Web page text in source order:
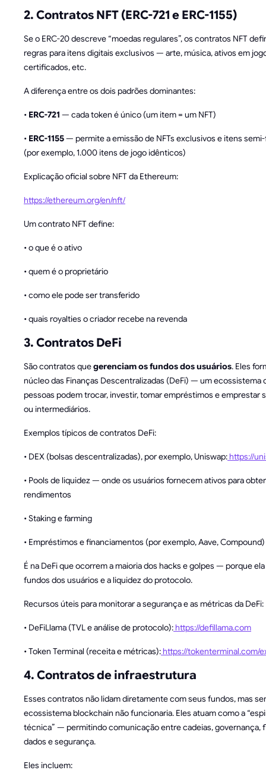
2. Contratos NFT (ERC-721 e ERC-1155)
Se o ERC-20 descreve “moedas regulares”, os contratos NFT
regras para itens digitais exclusivos — arte, música, ativos em
certificados, etc.
A diferença entre os dois padrões dominantes:
• ERC-721 — cada token é único (um item = um NFT)
• ERC-1155— permite a emissão de NFTs exclusivos e itens
(por exemplo, 1.000 itens de jogo idênticos)
Explicação oficial sobre NFT da Ethereum:
https://ethereum.org/en/nft/
Um contrato NFT define:
• o que é o ativo
• quem é o proprietário
• como ele pode ser transferido
• quais royalties o criador recebe na revenda
3. Contratos DeFi
São contratos quegerenciam os fundos dos usuários. Eles
núcleo das Finanças Descentralizadas (DeFi) — um ecossistema
pessoas podem trocar, investir, tomar empréstimos e emprestar
ou intermediários.
Exemplos típicos de contratos DeFi:
• DEX (bolsas descentralizadas), por exemplo, Uniswap: https://
• Pools de liquidez — onde os usuários fornecem ativos para obter
rendimentos
• Staking e farming
• Empréstimos e financiamentos (por exemplo, Aave, Compound)
É na DeFi que ocorrem a maioria dos hacks e golpes — porque
fundos dos usuários e a liquidez do protocolo.
Recursos úteis para monitorar a segurança e as métricas da DeFi:
• DeFiLlama (TVL e análise de protocolo): https://defillama.com
• Token Terminal (receita e métricas): https://tokenterminal.com/
4. Contratos de infraestrutura
Esses contratos não lidam diretamente com seus fundos, mas
ecossistema blockchain não funcionaria. Eles atuam como a
técnica” — permitindo comunicação entre cadeias, governança,
dados e segurança.
Eles incluem: